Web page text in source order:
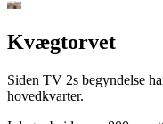
Kvægtorvet
Siden TV 2s begyndelse
hovedkvarter.